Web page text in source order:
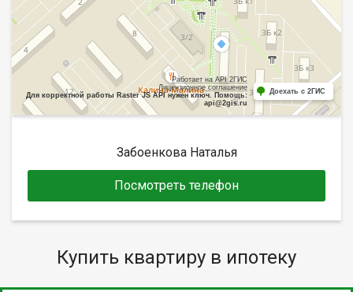
Работает на API 2ГИС
Лицензионное соглашение
Для корректной работы Raster JS API нужен ключ. Помощь:
api@2gis.ru
Доехать с 2ГИС
Забоенкова Наталья
Посмотреть телефон
Купить квартиру в ипотеку